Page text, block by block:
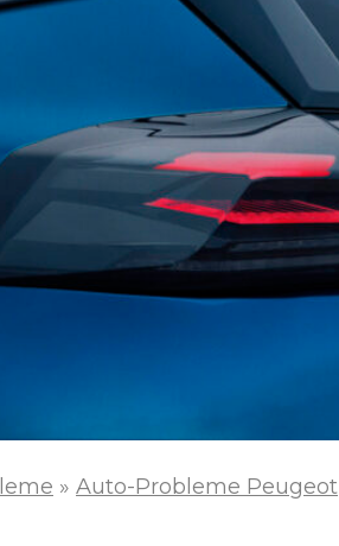
» Auto-Probleme Peugeot